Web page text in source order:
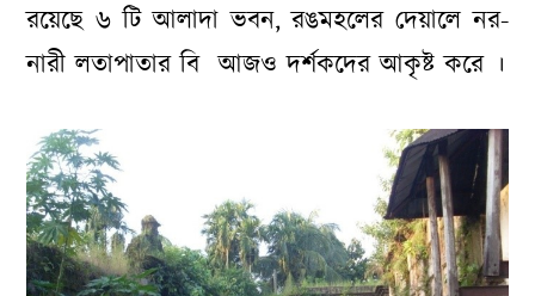
রয়েছে ৬ টি আলাদা ভবন, রঙমহলের দেয়ালে নর-
নারী লতাপাতার বি আজও দর্শকদের আকৃষ্ট করে ।